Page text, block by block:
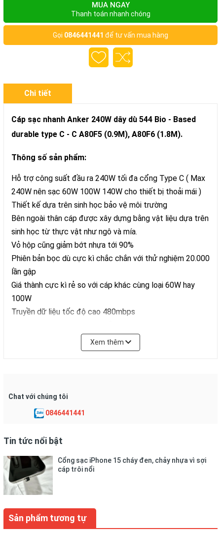
MUA NGAY
Thanh toán nhanh chóng
Gọi 0846441441 để tư vấn mua hàng
Chi tiết
Cáp sạc nhanh Anker 240W dây dù 544 Bio - Based
durable type C - C A80F5 (0.9M), A80F6 (1.8M).
Thông số sản phẩm:
Hỗ trợ công suất đầu ra 240W tối đa cổng Type C ( Max
240W nên sạc 60W 100W 140W cho thiết bị thoải mái )
Thiết kế dựa trên sinh học bảo vệ môi trường
Bên ngoài thân cáp được xây dựng bằng vật liệu dựa trên
sinh học từ thực vật như ngô và mía.
Vỏ hộp cũng giảm bớt nhựa tới 90%
Phiên bản bọc dù cực kì chắc chắn với thử nghiệm 20.000
lần gập
Giá thành cực kì rẻ so với cáp khác cùng loại 60W hay
100W
Truyền dữ liệu tốc độ cao 480mbps
Xem thêm
Chat với chúng tôi
0846441441
Tin tức nổi bật
Cổng sạc iPhone 15 cháy đen, chảy nhựa vì sợi
cáp trôi nổi
Sản phẩm tương tự